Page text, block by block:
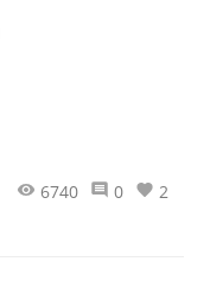
6740 0 2